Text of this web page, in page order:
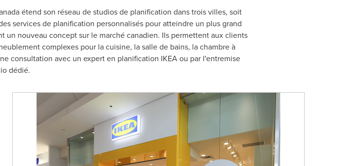
étend son réseau de studios de planification dans trois villes, soit
services de planification personnalisés pour atteindre un plus grand
un nouveau concept sur le marché canadien. Ils permettent aux clients
complexes pour la cuisine, la salle de bains, la chambre à
consultation avec un expert en planification IKEA ou par l'entremise
dédié.